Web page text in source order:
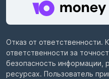
Отказ от ответственности.
ответственности за
безопасность информации,
ресурсах. Пользователь